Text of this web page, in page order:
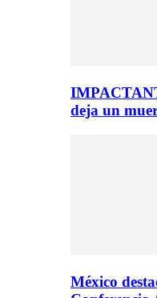
deja un
México